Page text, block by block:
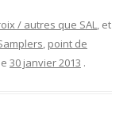
/ autres que SAL, et
, point de
30 janvier 2013 .